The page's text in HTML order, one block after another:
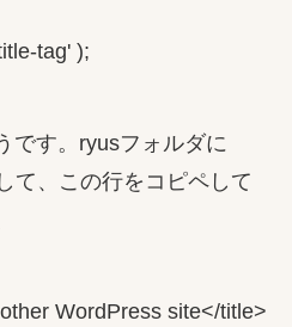
tag' );
です。ryusフォルダに
して、この行をコピペして
WordPress site</title>